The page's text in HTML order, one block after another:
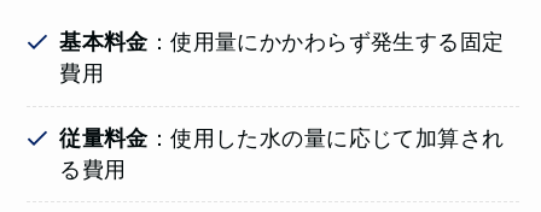
基本料金 ：使用量にかかわらず発生する固定
費用
従量料金 ：使用した水の量に応じて加算され
る費用